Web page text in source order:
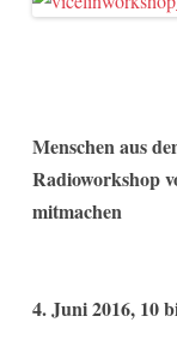
Menschen aus
Radioworkshop
mitmachen
4. Juni 2016, 10